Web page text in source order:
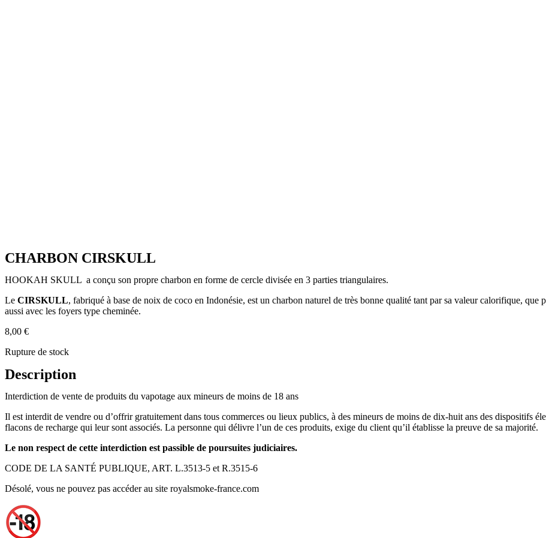
CHARBON CIRSKULL
HOOKAH SKULL a conçu son propre charbon en forme de cercle divisée en 3 parties triangulaires.
Le CIRSKULL, fabriqué à base de noix de coco en Indonésie, est un charbon naturel de très bonne qualité tant par sa valeur calorifique,
aussi avec les foyers type cheminée.
8,00 €
Rupture de stock
Description
Interdiction de vente de produits du vapotage aux mineurs de moins de 18 ans
Il est interdit de vendre ou d’offrir gratuitement dans tous commerces ou lieux publics, à des mineurs de moins de dix-huit ans des dispositifs
flacons de recharge qui leur sont associés. La personne qui délivre l’un de ces produits, exige du client qu’il établisse la preuve de sa majorité.
Le non respect de cette interdiction est passible de poursuites judiciaires.
CODE DE LA SANTÉ PUBLIQUE, ART. L.3513-5 et R.3515-6
Désolé, vous ne pouvez pas accéder au site royalsmoke-france.com